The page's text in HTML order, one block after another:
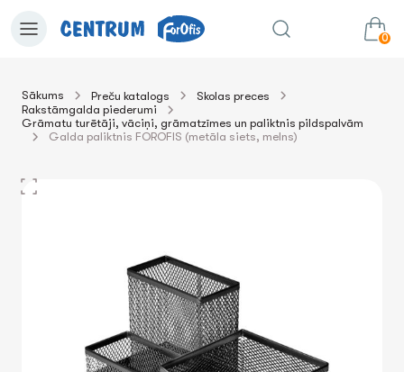
0
uz grozu Summa: 0.00€
Sākums Preču katalogs
Skolas preces
Rakstāmgalda piederumi
Grāmatu turētāji, vāciņi, grāmatzīmes un paliktnis pildspalvām
Galda paliktnis FOROFIS (metāla siets, melns)